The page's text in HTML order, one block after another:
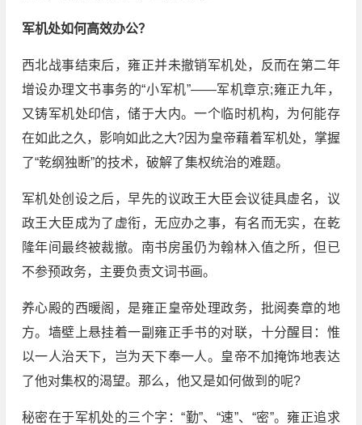
军机处如何高效办公？
西北战事结束后，雍正并未撤销军机处，反而在第二年
增设办理文书事务的“小军机”——军机章京;雍正九年，
又铸军机处印信，储于大内。一个临时机构，为何能存
在如此之久，影响如此之大?因为皇帝藉着军机处，掌握
了“乾纲独断”的技术，破解了集权统治的难题。
军机处创设之后，早先的议政王大臣会议徒具虚名，议
政王大臣成为了虚衔，无应办之事，有名而无实，在乾
隆年间最终被裁撤。南书房虽仍为翰林入值之所，但已
不参预政务，主要负责文词书画。
养心殿的西暖阁，是雍正皇帝处理政务，批阅奏章的地
方。墙壁上悬挂着一副雍正手书的对联，十分醒目：惟
以一人治天下，岂为天下奉一人。皇帝不加掩饰地表达
了他对集权的渴望。那么，他又是如何做到的呢?
秘密在于军机处的三个字：“勤”、“速”、“密”。雍正追求